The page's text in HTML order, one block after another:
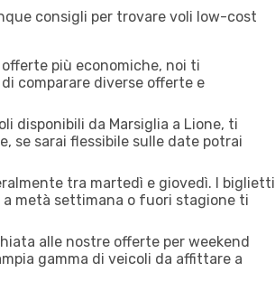
consigli per trovare voli low-cost
più economiche, noi ti
comparare diverse offerte e
disponibili da Marsiglia a Lione, ti
se sarai flessibile sulle date potrai
tra martedì e giovedì. I biglietti
a metà settimana o fuori stagione ti
alle nostre offerte per weekend
gamma di veicoli da affittare a